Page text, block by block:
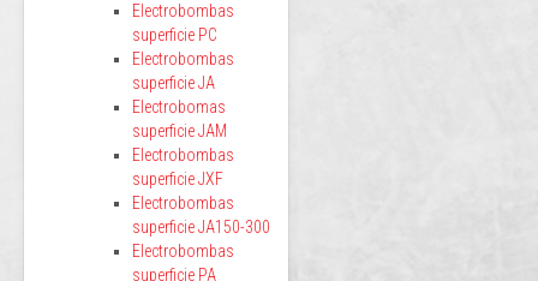
Electrobombas
superficie PC
Electrobombas
superficie JA
Electrobomas
superficie JAM
Electrobombas
superficie JXF
Electrobombas
superficie JA150-300
Electrobombas
superficie PA